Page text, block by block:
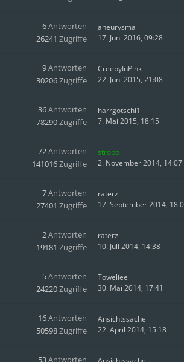
6Antworten
26241 Zugriffe
aneurysma
17. Juni 2016, 09:28
9Antworten
30206Zugriffe
CreepyInPink
22. Juni 2015, 21:08
36Antworten
78290Zugriffe
harrgotschi1
7. Mai 2015, 18:15
72Antworten
141016Zugriffe
strobo
2. November 2014, 14:07
7Antworten
27401 Zugriffe
raterz
17. September 2014,
2Antworten
19181 Zugriffe
raterz
10. Juli 2014, 14:38
5Antworten
24220Zugriffe
Toweliee
30. Mai 2014, 17:41
16Antworten
50598Zugriffe
Ansichtssache
22. April 2014, 15:18
53Antworten